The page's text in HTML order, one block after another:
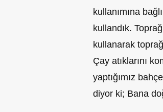
kullanımına
kullandık.
kullanarak
Çay atıklarını
yaptığımız
diyor ki; Bana